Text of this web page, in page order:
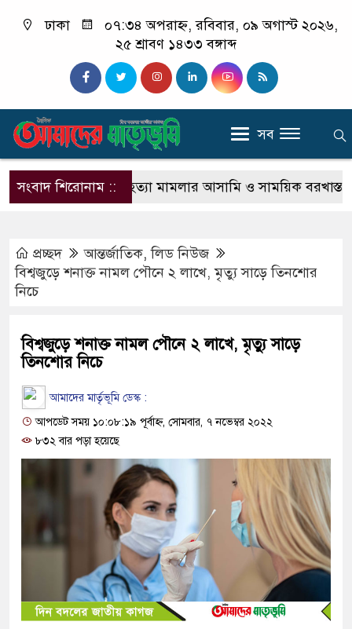
ঢাকা
০৭:৩৪ অপরাহ্ন, রবিবার, ০৯ অগাস্ট ২০২৬,
২৫ শ্রাবণ ১৪৩৩ বঙ্গাব্দ
সব
সংবাদ শিরোনাম ::হত্যা মামলার আসামি ও সাময়িক বরখাস্ত
প্রচ্ছদ আন্তর্জাতিক,লিড নিউজ
বিশ্বজুড়ে শনাক্ত নামল পৌনে ২ লাখে, মৃত্যু সাড়ে তিনশোর
নিচে
বিশ্বজুড়ে শনাক্ত নামল পৌনে ২ লাখে, মৃত্যু সাড়ে
তিনশোর নিচে
আমাদের মার্তৃভূমি ডেস্ক :
আপডেট সময় ১০:০৮:১৯ পূর্বাহ্ন, সোমবার, ৭ নভেম্বর ২০২২
৮৩২ বার পড়া হয়েছে